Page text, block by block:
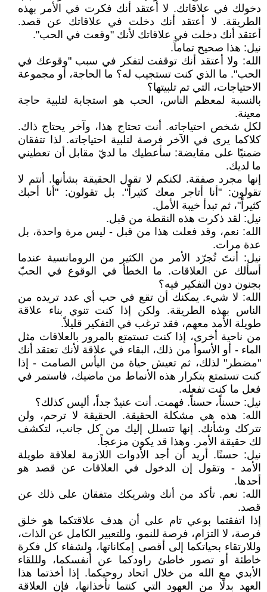
دخولك في علاقاتك. لا أعتقد أنك فكرت في الأمر بهذه
الطريقة. لا أعتقد أنك دخلت في علاقاتك عن قصد.
أعتقد أنك دخلت في علاقاتك لأنك "وقعت في الحب".
نيل: هذا صحيح تماماً.
الله: ولا أعتقد أنك توقفت لتفكر في سبب "وقوعك في
الحب". ما الذي كنت تستجيب له؟ ما الحاجة، أو مجموعة
الاحتياجات، التي تم تلبيتها؟
بالنسبة لمعظم الناس، الحب هو استجابة لتلبية حاجة
معينة.
لكل شخص احتياجاته. أنت تحتاج هذا، وآخر يحتاج ذاك.
كلاكما يرى في الآخر فرصة لتلبية احتياجاته. لذا تتفقان
ضمنيًا على مقايضة: سأعطيك ما لديّ مقابل أن تعطيني
ما لديك.
إنها مجرد صفقة. لكنكم لا تقول الحقيقة بشأنها. أنتم لا
تقولون: "أنا أتاجر معك كثيراً". بل تقولون: "أنا أحبك
كثيراً"، ثم تبدأ خيبة الأمل.
نيل: لقد ذكرت هذه النقطة من قبل.
الله: نعم، وقد فعلت هذا من قبل - ليس مرة واحدة، بل
عدة مرات.
نيل: أنتَ تُجرّد الأمر من الكثير من الرومانسية عندما
أسألك عن العلاقات. ما الخطأ في الوقوع في الحبّ
بجنون دون التفكير فيه؟
الله: لا شيء. يمكنك أن تقع في حب أي عدد تريده من
الناس بهذه الطريقة. ولكن إذا كنت تنوي بناء علاقة
طويلة الأمد معهم، فقد ترغب في التفكير قليلاً.
من ناحية أخرى، إذا كنت تستمتع بالمرور بالعلاقات مثل
الماء - أو الأسوأ من ذلك، البقاء في علاقة لأنك تعتقد أنك
"مضطر" لذلك، ثم تعيش حياة من اليأس الصامت - إذا
كنت تستمتع بتكرار هذه الأنماط من ماضيك، فاستمر في
فعل ما كنت تفعله.
نيل: حسناً، حسناً. فهمت. أنت عنيدٌ جداً، أليس كذلك؟
الله: هذه هي مشكلة الحقيقة. الحقيقة لا ترحم، ولن
تتركك وشأنك. إنها تتسلل إليك من كل جانب، لتكشف
لك حقيقة الأمر. وهذا قد يكون مزعجاً.
نيل: حسنًا. أريد أن أجد الأدوات اللازمة لعلاقة طويلة
الأمد - وتقول إن الدخول في العلاقات عن قصد هو
أحدها.
الله: نعم. تأكد من أنك وشريكك متفقان على ذلك عن
قصد.
إذا اتفقتما بوعي تام على أن هدف علاقتكما هو خلق
فرصة، لا التزام، فرصة للنمو، وللتعبير الكامل عن الذات،
وللارتقاء بحياتكما إلى أقصى إمكاناتها، ولشفاء كل فكرة
خاطئة أو تصور خاطئ راودكما عن أنفسكما، ولللقاء
الأبدي مع الله من خلال اتحاد روحيكما. إذا أخذتما هذا
العهد بدلًا من العهود التي كنتما تأخذانها، فإن العلاقة